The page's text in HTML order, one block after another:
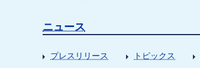
ニュース
プレスリリース トピックス